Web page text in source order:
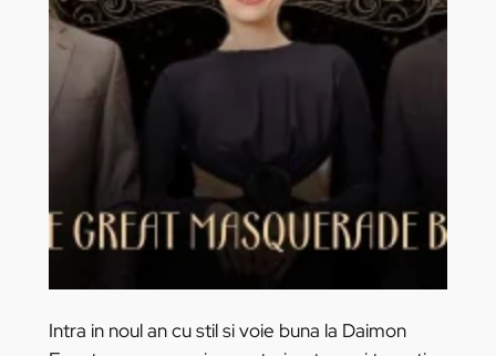
Intra in noul an cu stil si voie buna la Daimon